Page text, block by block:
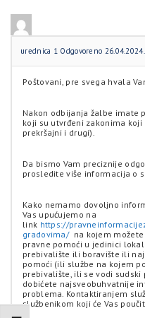
urednica 1 Odgovoreno 26.04.2024.
Poštovani, pre svega hvala
Nakon odbijanja žalbe imate
koji su utvrđeni zakonima
prekršajni i drugi).
Da bismo Vam preciznije
prosledite više informacija o
Kako nemamo dovoljno
Vas upućujemo na
link https://
gradovima/na kojem možete
pravne pomoći u jedinici
prebivalište ili boravište ili
pomoći (ili službe na kojem
prebivalište, ili se vodi
dobićete najsveobuhvatnije
problema. Kontaktiranjem
službenikom koji će Vas